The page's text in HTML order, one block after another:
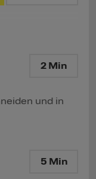
2 Min
und in
5 Min